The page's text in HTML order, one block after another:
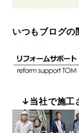
いつもブログ
↓当社で施工